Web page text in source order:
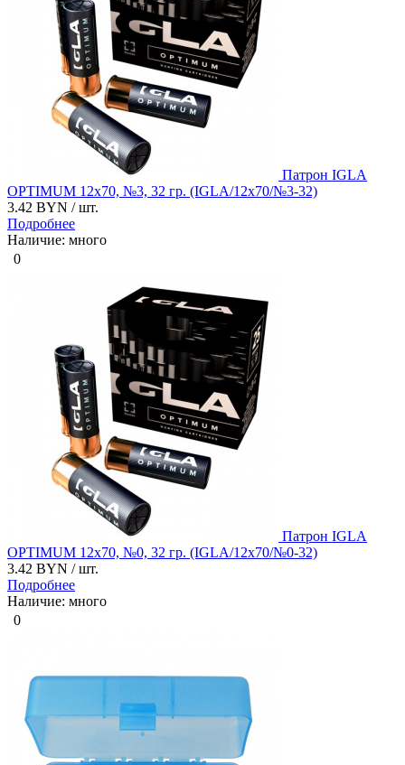
Патрон IGLA
OPTIMUM 12x70, №3, 32 гр. (IGLA/12х70/№3-32)
3.42 BYN / шт.
Подробнее
Наличие: много
0
Патрон IGLA
OPTIMUM 12x70, №0, 32 гр. (IGLA/12х70/№0-32)
3.42 BYN / шт.
Подробнее
Наличие: много
0